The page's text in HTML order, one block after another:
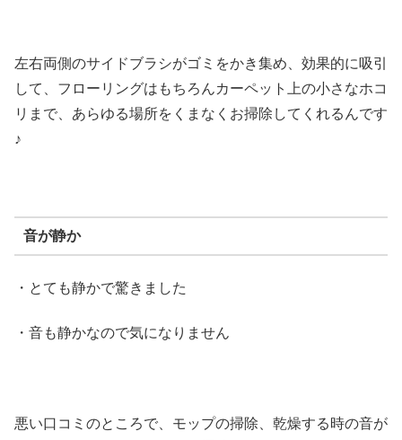
左右両側のサイドブラシがゴミをかき集め、効果的に吸引
して、フローリングはもちろんカーペット上の小さなホコ
リまで、あらゆる場所をくまなくお掃除してくれるんです
♪
音が静か
・とても静かで驚きました
・音も静かなので気になりません
悪い口コミのところで、モップの掃除、乾燥する時の音が